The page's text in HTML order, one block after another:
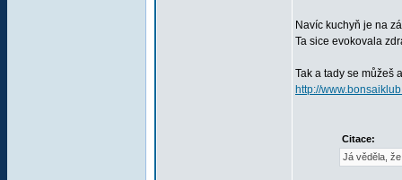
Navíc kuchyň je na
Ta sice evokovala
Tak a tady se můžeš
http://
Citace:
Já věděla,